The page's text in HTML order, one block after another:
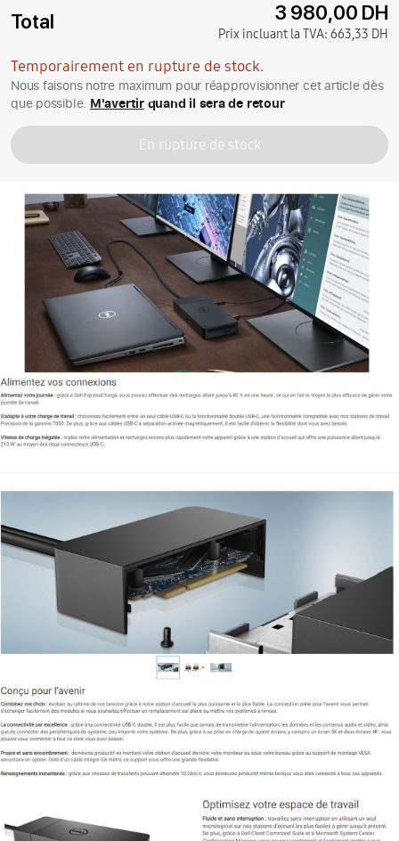
Total 3 980,00 DH
Prix incluant la TVA: 663,33 DH
Temporairement en rupture de stock.
Nous faisons notre maximum pour réapprovisionner cet article dès
que possible. M'avertirquand il sera de retour
En rupture de stock